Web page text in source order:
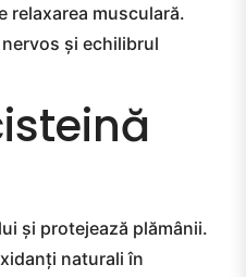
relaxarea musculară.
și echilibrul
și protejează plămânii.
naturali în